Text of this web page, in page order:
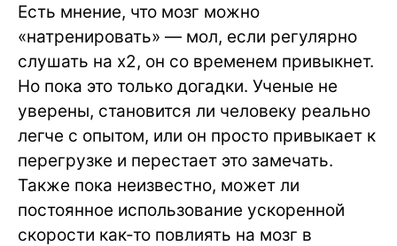
Есть мнение, что мозг можно
«натренировать» — мол, если регулярно
слушать на х2, он со временем привыкнет.
Но пока это только догадки. Ученые не
уверены, становится ли человеку реально
легче с опытом, или он просто привыкает к
перегрузке и перестает это замечать.
Также пока неизвестно, может ли
постоянное использование ускоренной
скорости как-то повлиять на мозг в